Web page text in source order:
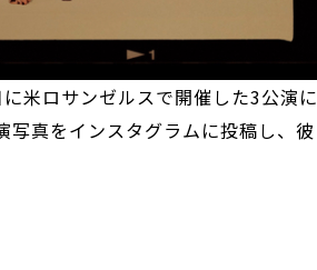
米ロサンゼルスで開催した3公演に
写真をインスタグラムに投稿し、彼